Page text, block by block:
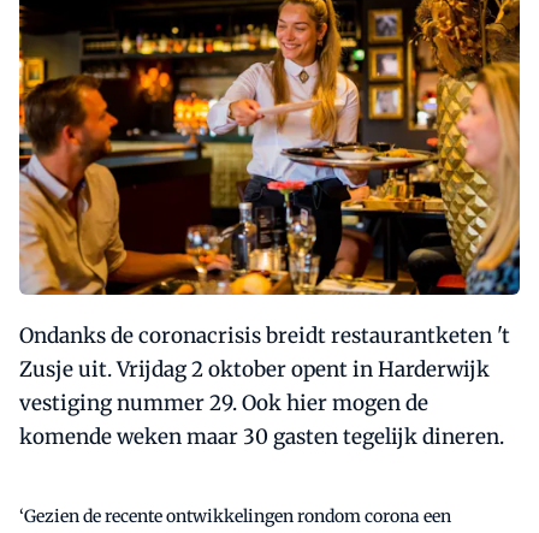
Ondanks de coronacrisis breidt restaurantketen 't
Zusje uit. Vrijdag 2 oktober opent in Harderwijk
vestiging nummer 29. Ook hier mogen de
komende weken maar 30 gasten tegelijk dineren.
‘Gezien de recente ontwikkelingen rondom corona een